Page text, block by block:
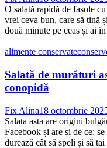
O salată rapidă de fasole
vrei ceva bun, care să țină
două minute pe ceas și ai
alimente conservate
Salată de murături
conopidă
Fix Alina18 octombrie
Salata asta are origini
Facebook și are și de ce:
durează cât să speli și să